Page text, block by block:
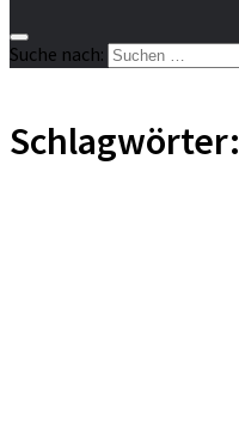
Suche nach:
Schlagwörter: